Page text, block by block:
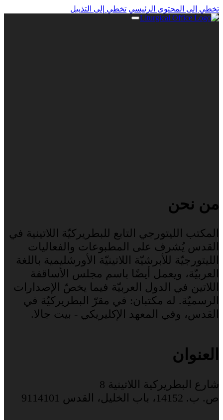
تخطي إلى المحتوى الرئيسي تخطي إلى التذييل
من نحن
المكتب الليتورجي التابع للبطريركيّة اللاتينية في
القدس يُشرف على المطبوعات والفعاليات
الليتورجيّة للأبرشيّة اللاتينيّة الأورشليمية باللغة
العربيّة، ويعمل أيضًا باسم مجلس الأساقفة
اللاتين في الدول العربيّة فيما يخصّ الإصدارات
الرسميّة. له مكتبان: في مقرّ البطريركيّة في
القدس، وفي المعهد الإكليريكي - بيت جالا.
العنوان
شارع البطريركية اللاتينية 8
ص. ب. 14152، باب الخليل، القدس 9114101